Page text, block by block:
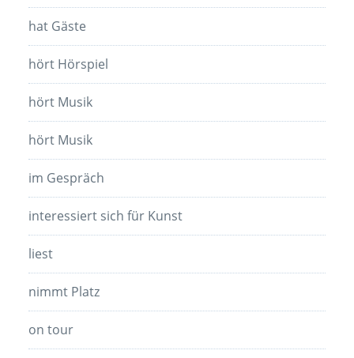
hat Gäste
hört Hörspiel
hört Musik
hört Musik
im Gespräch
interessiert sich für Kunst
liest
nimmt Platz
on tour